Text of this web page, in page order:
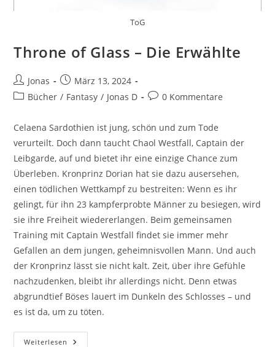
ToG
Throne of Glass – Die Erwählte
Jonas
März 13, 2024
Bücher / Fantasy / Jonas D 0 Kommentare
Celaena Sardothien ist jung, schön und zum Tode
verurteilt. Doch dann taucht Chaol Westfall, Captain der
Leibgarde, auf und bietet ihr eine einzige Chance zum
Überleben. Kronprinz Dorian hat sie dazu ausersehen,
einen tödlichen Wettkampf zu bestreiten: Wenn es ihr
gelingt, für ihn 23 kampferprobte Männer zu besiegen, wird
sie ihre Freiheit wiedererlangen. Beim gemeinsamen
Training mit Captain Westfall findet sie immer mehr
Gefallen an dem jungen, geheimnisvollen Mann. Und auch
der Kronprinz lässt sie nicht kalt. Zeit, über ihre Gefühle
nachzudenken, bleibt ihr allerdings nicht. Denn etwas
abgrundtief Böses lauert im Dunkeln des Schlosses – und
es ist da, um zu töten.
Weiterlesen